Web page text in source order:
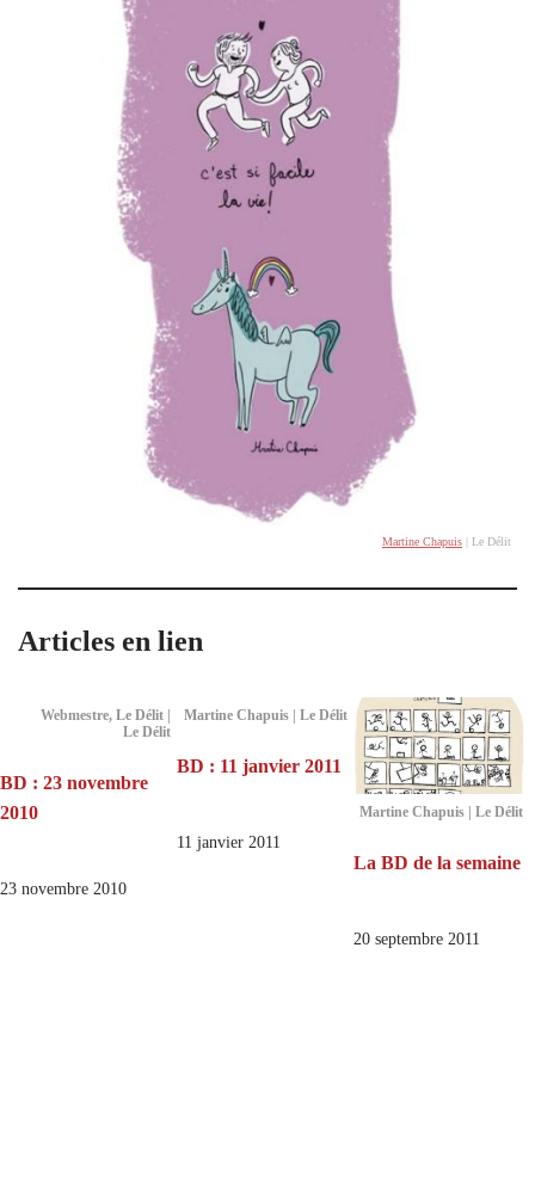
Martine Chapuis | Le Délit
Articles en lien
Webmestre, Le Délit |
Le Délit
BD : 23 novembre
2010
23 novembre 2010
Martine Chapuis | Le Délit
BD : 11 janvier 2011
11 janvier 2011
Martine Chapuis | Le Délit
La BD de la semaine
20 septembre 2011